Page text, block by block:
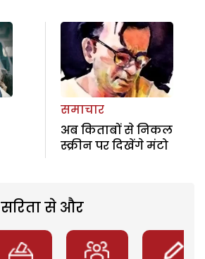
समाचार
अब किताबों से निकल
स्क्रीन पर दिखेंगे मंटो
सरिता से और